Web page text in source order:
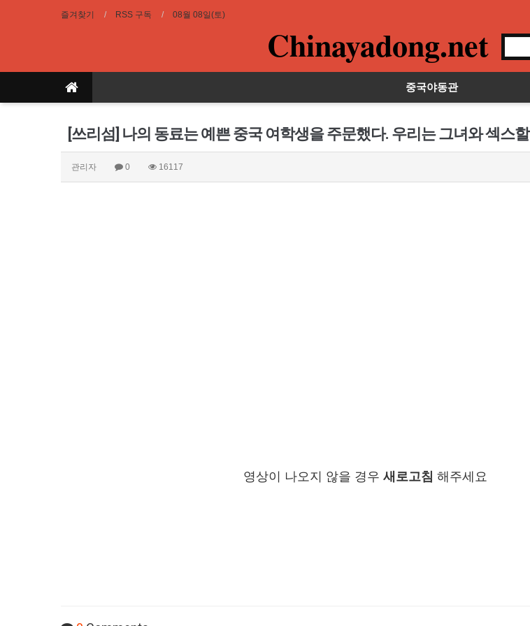
즐겨찾기 RSS 구독 08월 08일(토)
Chinayadong.net
중국야동관
[쓰리섬] 나의 동료는 예쁜 중국 여학생을 주문했다. 우리는 그녀와 섹스할
관리자 0 16117
영상이 나오지 않을 경우 새로고침 해주세요